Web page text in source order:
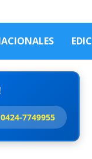
0424-7749955